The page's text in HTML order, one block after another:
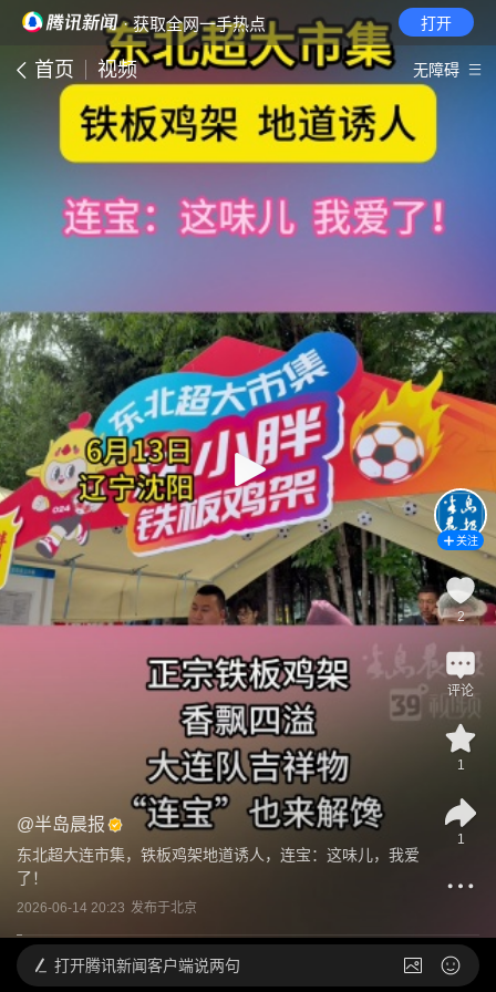
· 获取全网一手热点 打开
首页 视频 无障碍
@半岛晨报
东北超大连市集，铁板鸡架地道诱人，连宝：这味儿，我爱
了！
2026-06-14 20:23 发布于北京
关注
2
评论
1
1
打开腾讯新闻客户端说两句